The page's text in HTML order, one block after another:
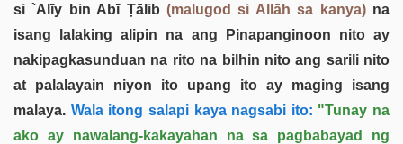
si `Alīy bin Abī Ṭālib (malugod si Allāh sa kanya)na
isang lalaking alipin na ang Pinapanginoon nito ay
nakipagkasunduan na rito na bilhin nito ang sarili nito
at palalayain niyon ito upang ito ay maging isang
malaya. Wala itong salapi kaya nagsabi ito: "Tunay na
ako ay nawalang-kakayahan na sa pagbabayad ng